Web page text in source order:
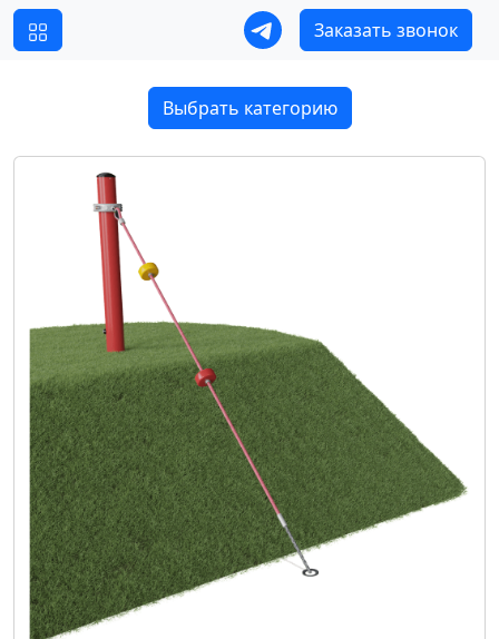
Заказать звонок
Выбрать категорию